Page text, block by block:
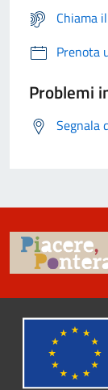
Chiama
Prenota
Problemi
Segnala